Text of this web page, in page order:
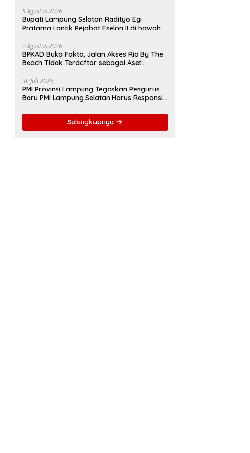
5 Agustus 2026
Bupati Lampung Selatan Radityo Egi
Pratama Lantik Pejabat Eselon II di bawah
2 Agustus 2026
BPKAD Buka Fakta, Jalan Akses Rio By The
Beach Tidak Terdaftar sebagai Aset
30 Juli 2026
PMI Provinsi Lampung Tegaskan Pengurus
Baru PMI Lampung Selatan Harus Responsif
Selengkapnya